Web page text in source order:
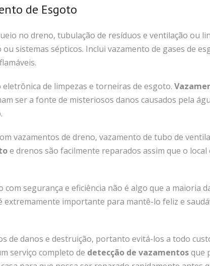
de Esgoto
no dreno, tubulação de resíduos e ventilação ou
sistemas sépticos. Inclui vazamento de gases de
de limpezas e torneiras de esgoto.
ser a fonte de misteriosos danos causados pela
vazamentos de dreno, vazamento de tubo de
e drenos são facilmente reparados assim que o local
segurança e eficiência não é algo que a maioria
extremamente importante para mantê-lo feliz e
de danos e destruição, portanto evitá-los a todo
serviço completo de detecção de vazamentosque